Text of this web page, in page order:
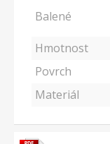
Balené
Hmotnost
Povrch
Materiál